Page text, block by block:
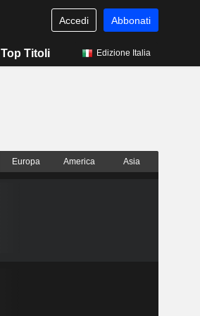
Accedi Abbonati
Top Titoli Edizione Italia
Europa America Asia